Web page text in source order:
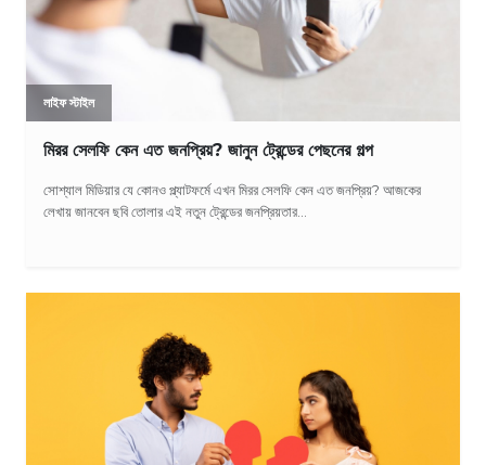
লাইফ স্টাইল
মিরর সেলফি কেন এত জনপ্রিয়? জানুন ট্রেন্ডের পেছনের গল্প
সোশ্যাল মিডিয়ার যে কোনও প্ল্যাটফর্মে এখন মিরর সেলফি কেন এত জনপ্রিয়? আজকের
লেখায় জানবেন ছবি তোলার এই নতুন ট্রেন্ডের জনপ্রিয়তার...